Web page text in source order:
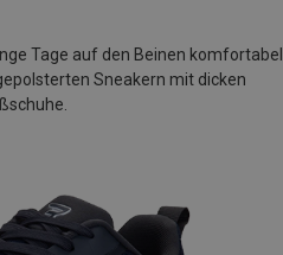
Tage auf den Beinen komfortabel
Sneakern mit dicken